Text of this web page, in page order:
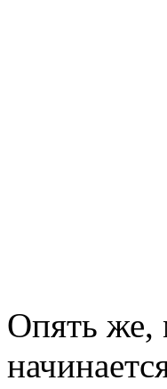
Опять же,